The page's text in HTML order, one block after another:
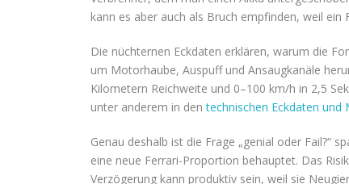
kann es aber auch als Bruch empfinden, weil
Die nüchternen Eckdaten erklären, warum die
um Motorhaube, Auspuff und Ansaugkanäle
Kilometern Reichweite und 0–100 km/h in 2,5
unter anderem in dentechnischen Eckdaten und
Genau deshalb ist die Frage „genial oder Fail?“
eine neue Ferrari-Proportion behauptet. Das
Verzögerung kann produktiv sein, weil sie